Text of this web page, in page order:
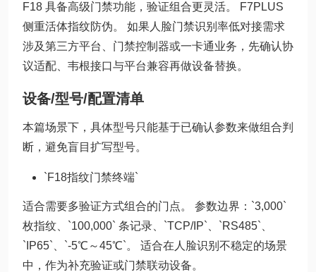
F18 具备高级门禁功能，验证组合更灵活。 F7PLUS
侧重活体指纹防伪。 如果人脸门禁识别率低对接需求
涉及第三方平台、门禁控制器或一卡通业务，先确认协
议适配、韦根接口与平台兼容再做设备替换。
设备/型号/配置清单
本篇场景下，具体型号只能基于已确认参数来做组合判
断，避免盲目扩写型号。
`F18指纹门禁终端`
适合需要多验证方式组合的门点。 参数边界：`3,000`
枚指纹、`100,000` 条记录、`TCP/IP`、`RS485`、
`IP65`、`-5℃～45℃`。 适合在人脸识别不稳定的场景
中，作为补充验证或门禁联动设备。